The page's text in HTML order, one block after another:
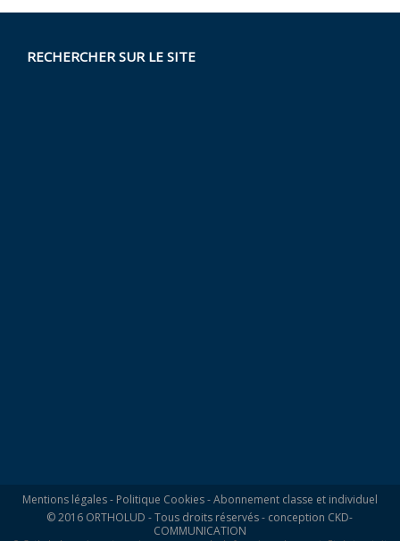
RECHERCHER SUR LE SITE
Mentions légales- Politique Cookies-Abonnement classe et individuel
© 2016 ORTHOLUD - Tous droits réservés - conception CKD-
COMMUNICATION